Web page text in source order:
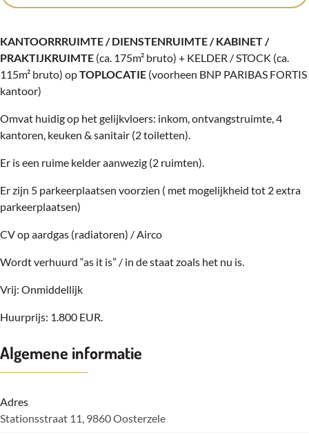
KANTOORRRUIMTE / DIENSTENRUIMTE / KABINET /
PRAKTIJKRUIMTE (ca. 175m² bruto) + KELDER / STOCK (ca.
115m² bruto) opTOPLOCATIE (voorheen BNP PARIBAS FORTIS
kantoor)
Omvat huidig op het gelijkvloers: inkom, ontvangstruimte, 4
kantoren, keuken & sanitair (2 toiletten).
Er is een ruime kelder aanwezig (2 ruimten).
Er zijn 5 parkeerplaatsen voorzien ( met mogelijkheid tot 2 extra
parkeerplaatsen)
CV op aardgas (radiatoren) / Airco
Wordt verhuurd “as it is” / in de staat zoals het nu is.
Vrij: Onmiddellijk
Huurprijs: 1.800 EUR.
Algemene informatie
Adres
Stationsstraat 11, 9860 Oosterzele